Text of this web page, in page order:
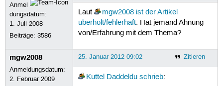
Anmel
dungsdatum:
1. Juli 2008
Beiträge:3586
Laut mgw2008 ist der Artikel
überholt/fehlerhaft. Hat jemand Ahnung
von/Erfahrung mit dem Thema?
mgw2008
Anmeldungsdatum:
2. Februar 2009
Zitieren
25. Januar 2012 09:02
Kuttel Daddeldu schrieb: